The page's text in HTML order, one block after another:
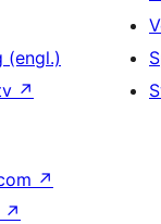
(engl.)
↗
↗
↗